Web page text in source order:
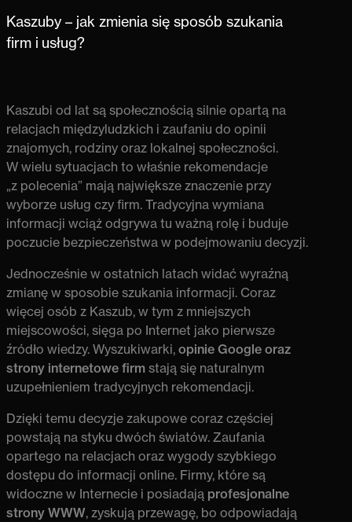
Kaszuby – jak zmienia się sposób szukania
firm i usług?
Kaszubi od lat są społecznością silnie opartą na
relacjach międzyludzkich i zaufaniu do opinii
znajomych, rodziny oraz lokalnej społeczności.
W wielu sytuacjach to właśnie rekomendacje
„z polecenia” mają największe znaczenie przy
wyborze usług czy firm. Tradycyjna wymiana
informacji wciąż odgrywa tu ważną rolę i buduje
poczucie bezpieczeństwa w podejmowaniu decyzji.
Jednocześnie w ostatnich latach widać wyraźną
zmianę w sposobie szukania informacji. Coraz
więcej osób z Kaszub, w tym z mniejszych
miejscowości, sięga po Internet jako pierwsze
źródło wiedzy. Wyszukiwarki, opinie Google oraz
strony internetowe firm stają się naturalnym
uzupełnieniem tradycyjnych rekomendacji.
Dzięki temu decyzje zakupowe coraz częściej
powstają na styku dwóch światów. Zaufania
opartego na relacjach oraz wygody szybkiego
dostępu do informacji online. Firmy, które są
widoczne w Internecie i posiadają profesjonalne
strony WWW, zyskują przewagę, bo odpowiadają